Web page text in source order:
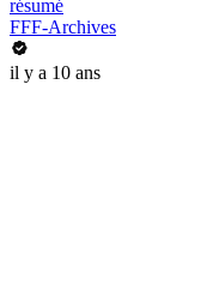
résumé
FFF-Archives
il y a 10 ans